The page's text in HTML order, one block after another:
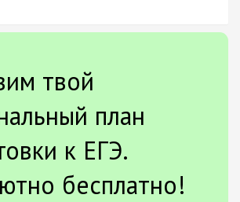
твой
план
к ЕГЭ.
бесплатно!